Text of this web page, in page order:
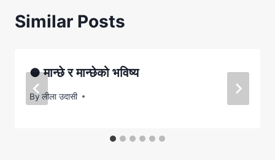
Similar Posts
● मान्छे र मान्छेको भविष्य
By लीला उदासी